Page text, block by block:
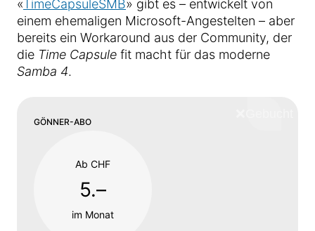
« TimeCapsuleSMB» gibt es – entwickelt von
einem ehemaligen Microsoft-Angestelten – aber
bereits ein Workaround aus der Community, der
die Time Capsule fit macht für das moderne
Samba 4.
GÖNNER-ABO
Ab CHF
5.–
im Monat